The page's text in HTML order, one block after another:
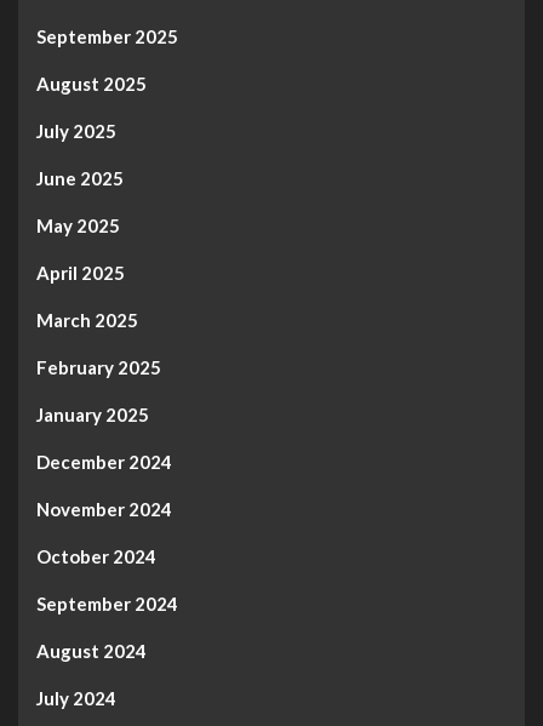
September 2025
August 2025
July 2025
June 2025
May 2025
April 2025
March 2025
February 2025
January 2025
December 2024
November 2024
October 2024
September 2024
August 2024
July 2024